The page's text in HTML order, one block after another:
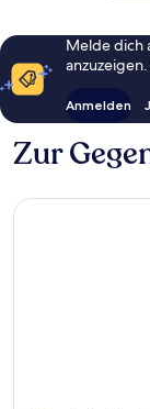
Melde dich
Anmelden
Zur